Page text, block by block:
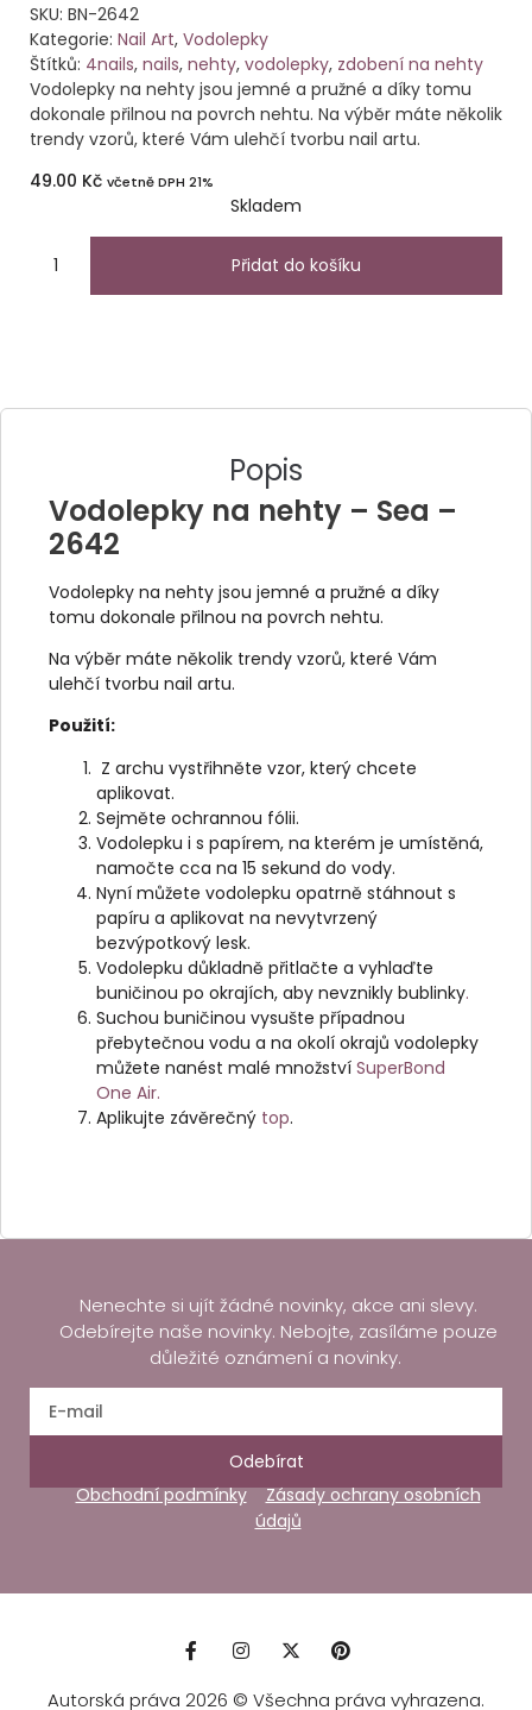
SKU: BN-2642
Kategorie: Nail Art, Vodolepky
Štítků: 4nails, nails, nehty, vodolepky, zdobení na nehty
Vodolepky na nehty jsou jemné a pružné a díky tomu
dokonale přilnou na povrch nehtu. Na výběr máte několik
trendy vzorů, které Vám ulehčí tvorbu nail artu.
49.00 Kč včetně DPH 21%
Skladem
Přidat do košíku
Popis
Vodolepky na nehty – Sea –
2642
Vodolepky na nehty jsou jemné a pružné a díky
tomu dokonale přilnou na povrch nehtu.
Na výběr máte několik trendy vzorů, které Vám
ulehčí tvorbu nail artu.
Použití:
Z archu vystřihněte vzor, který chcete
aplikovat.
Sejměte ochrannou fólii.
Vodolepku i s papírem, na kterém je umístěná,
namočte cca na 15 sekund do vody.
Nyní můžete vodolepku opatrně stáhnout s
papíru a aplikovat na nevytvrzený
bezvýpotkový lesk.
Vodolepku důkladně přitlačte a vyhlaďte
buničinou po okrajích, aby nevznikly bublinky.
Suchou buničinou vysušte případnou
přebytečnou vodu a na okolí okrajů vodolepky
můžete nanést malé množství SuperBond
One Air.
Aplikujte závěrečný top.
Nenechte si ujít žádné novinky, akce ani slevy.
Odebírejte naše novinky. Nebojte, zasíláme pouze
důležité oznámení a novinky.
Odebírat
Obchodní podmínky
Zásady ochrany osobních
údajů
Autorská práva 2026 © Všechna práva vyhrazena.